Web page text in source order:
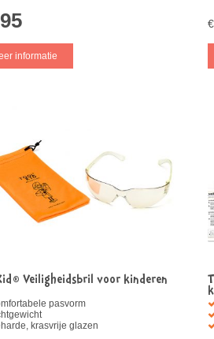
informatie
€
Veiligheidsbril voor kinderen
pasvorm
krasvrije glazen